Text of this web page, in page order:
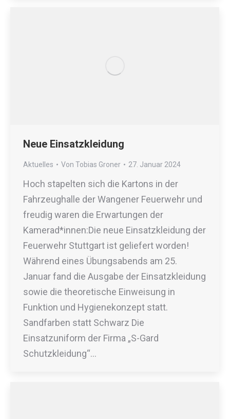
Neue Einsatzkleidung
Aktuelles Von Tobias Groner 27. Januar 2024
Hoch stapelten sich die Kartons in der
Fahrzeughalle der Wangener Feuerwehr und
freudig waren die Erwartungen der
Kamerad*innen:Die neue Einsatzkleidung der
Feuerwehr Stuttgart ist geliefert worden!
Während eines Übungsabends am 25.
Januar fand die Ausgabe der Einsatzkleidung
sowie die theoretische Einweisung in
Funktion und Hygienekonzept statt.
Sandfarben statt Schwarz Die
Einsatzuniform der Firma „S-Gard
Schutzkleidung“…